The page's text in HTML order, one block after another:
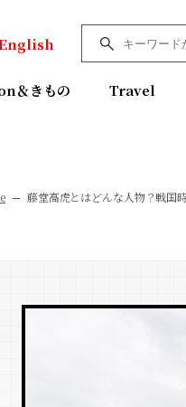
＆きもの Travel
藤堂高虎とはどんな人物？戦国